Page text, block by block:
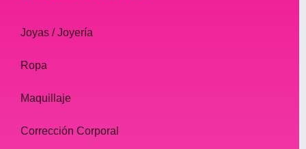
Joyas / Joyería
Ropa
Maquillaje
Corrección Corporal